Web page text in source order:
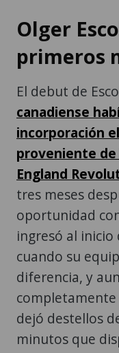
Olger
primeros
El debut de
canadiense
incorporación
proveniente de
England
tres meses
oportunidad
ingresó al
cuando su
diferencia, y
dejó destellos
minutos que